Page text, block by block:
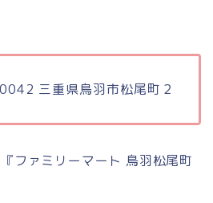
三重県鳥羽市松尾町２
ファミリーマート 鳥羽松尾町